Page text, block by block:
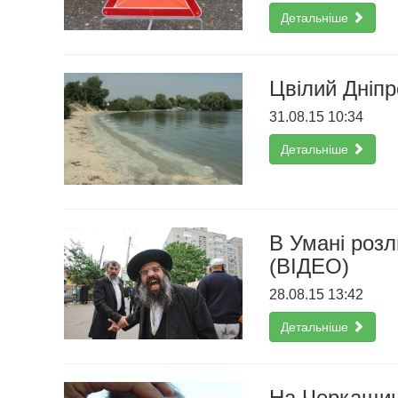
Детальніше
Цвілий
31.08.15 10:34
Детальніше
В Умані
(ВІДЕО)
28.08.15 13:42
Детальніше